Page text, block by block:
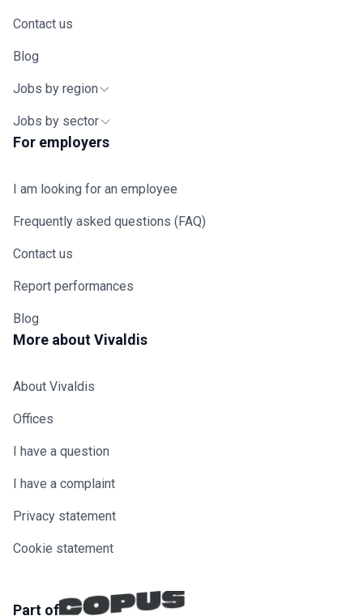
Contact us
Blog
Jobs by region
Jobs by sector
For employers
I am looking for an employee
Frequently asked questions (FAQ)
Contact us
Report performances
Blog
More about Vivaldis
About Vivaldis
Offices
I have a question
I have a complaint
Privacy statement
Cookie statement
Part of